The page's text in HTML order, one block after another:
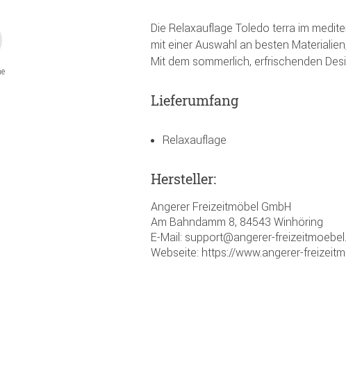
Die Relaxauflage Toledo terra im
mit einer Auswahl an besten
Mit dem sommerlich, erfrischenden
Lieferumfang
Relaxauflage
Hersteller:
Angerer Freizeitmöbel GmbH
Am Bahndamm 8, 84543 Winhöring
E-Mail: support@angerer-
Webseite: https://www.angerer-